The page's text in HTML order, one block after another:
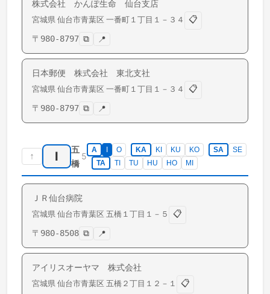
株式会社 かんぽ生命 仙台支店
宮城県 仙台市青葉区 一番町 １丁目１－３４
📋
〒 980-8797 ⧉ 📍
日本郵便 株式会社 東北支社
宮城県 仙台市青葉区 一番町 １丁目１－３４
📋
〒 980-8797 ⧉ 📍
↑ I
五
橋
5
A O KA KI KU KO SA
SE
TA
TI TU HU HO MI
ＪＲ仙台病院
宮城県 仙台市青葉区 五橋 １丁目１－５
📋
〒 980-8508 ⧉ 📍
アイリスオーヤマ 株式会社
宮城県 仙台市青葉区 五橋 ２丁目１２－１
📋